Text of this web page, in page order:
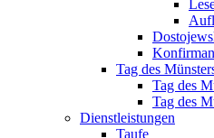
Tag des
Tag des
Tag des
Dienstleistungen
Taufe